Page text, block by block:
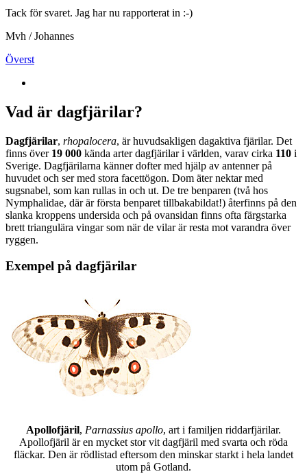
Tack för svaret. Jag har nu rapporterat in :-)
Mvh / Johannes
Överst
Vad är dagfjärilar?
Dagfjärilar, rhopalocera, är huvudsakligen dagaktiva fjärilar. Det
finns över 19 000 kända arter dagfjärilar i världen, varav cirka 110 i
Sverige. Dagfjärilarna känner dofter med hjälp av antenner på
huvudet och ser med stora facettögon. Dom äter nektar med
sugsnabel, som kan rullas in och ut. De tre benparen (två hos
Nymphalidae, där är första benparet tillbakabildat!) återfinns på den
slanka kroppens undersida och på ovansidan finns ofta färgstarka
brett triangulära vingar som när de vilar är resta mot varandra över
ryggen.
Exempel på dagfjärilar
Apollofjäril, Parnassius apollo, art i familjen riddarfjärilar.
Apollofjäril är en mycket stor vit dagfjäril med svarta och röda
fläckar. Den är rödlistad eftersom den minskar starkt i hela landet
utom på Gotland.